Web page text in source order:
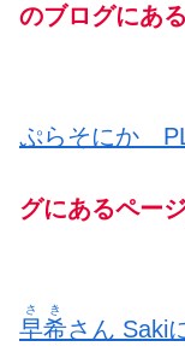
のブログにあ
ぷらそにか
グにあるペー
早
さ
希
き
さん Saki